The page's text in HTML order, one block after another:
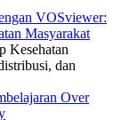
VOSviewer:
Masyarakat
Kesehatan
dan